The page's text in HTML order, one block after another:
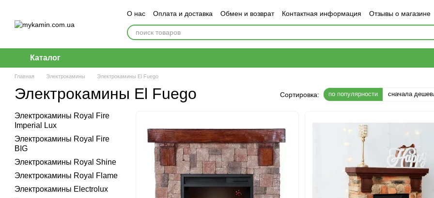
О нас Оплата и доставка Обмен и возврат Контактная информация Отзывы о магазине
Каталог
Главная Электрокамины Электрокамины El Fuego
Электрокамины El Fuego Сортировка: по популярности сначала
Электрокамины Royal Fire
Imperial Lux
Электрокамины Royal Fire
BIG
Электрокамины Royal Shine
Электрокамины Royal Flame
Электрокамины Electrolux